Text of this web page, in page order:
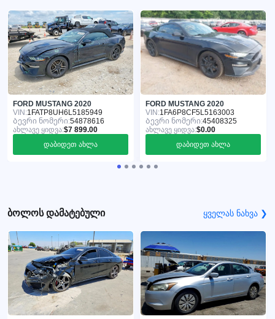
FORD MUSTANG 2020
VIN:1FATP8UH6L5185949
Ბევრი ნომერი:54878616
ახლავე ყიდვა:$7 899.00
დაბიდეთ ახლა
FORD MUSTANG 2020
VIN:1FA6P8CF5L5163003
Ბევრი ნომერი:45408325
ახლავე ყიდვა:$0.00
დაბიდეთ ახლა
ბოლოს დამატებული ყველას ნახვა ❯